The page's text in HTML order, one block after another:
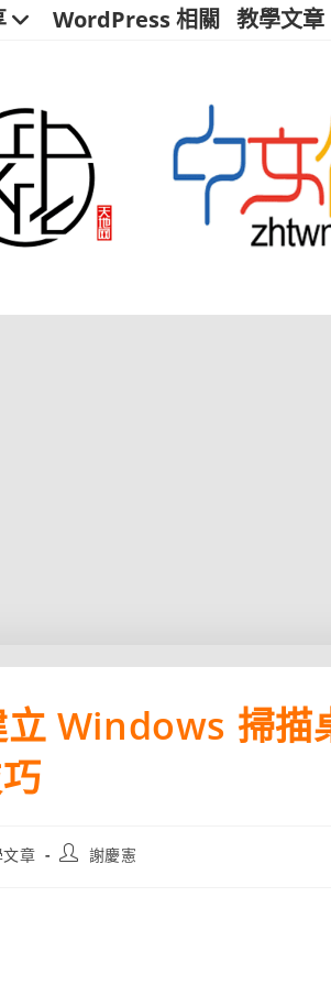
WordPress 相關 教學文章
Windows 掃描
章
Post謝慶憲